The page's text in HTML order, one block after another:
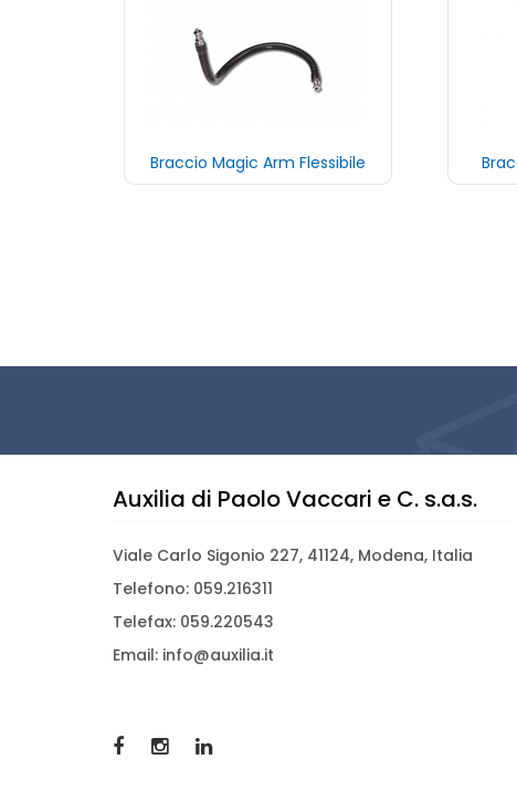
Braccio Magic Arm Flessibile
Auxilia di Paolo Vaccari e C. s.a.s.
Viale Carlo Sigonio 227, 41124, Modena, Italia
Telefono: 059.216311
Telefax: 059.220543
Email: info@auxilia.it